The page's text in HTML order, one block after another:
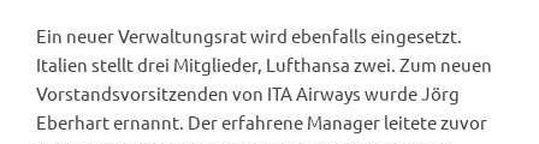
Ein neuer Verwaltungsrat wird ebenfalls eingesetzt.
Italien stellt drei Mitglieder, Lufthansa zwei. Zum neuen
Vorstandsvorsitzenden von ITA Airways wurde Jörg
Eberhart ernannt. Der erfahrene Manager leitete zuvor